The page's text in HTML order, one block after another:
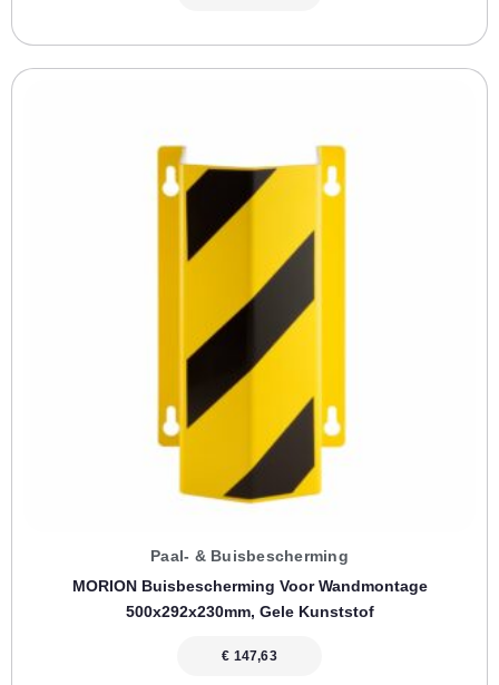
Paal- & Buisbescherming
MORION Buisbescherming Voor Wandmontage
500x292x230mm, Gele Kunststof
€ 147,63